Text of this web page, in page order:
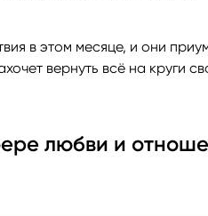
в этом месяце, и они
вернуть всё на круги
любви и